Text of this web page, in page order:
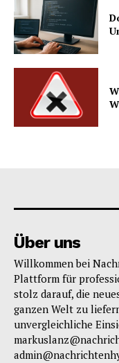
Über uns
Willkommen bei
Plattform für
stolz darauf, die
ganzen Welt zu
unvergleichliche